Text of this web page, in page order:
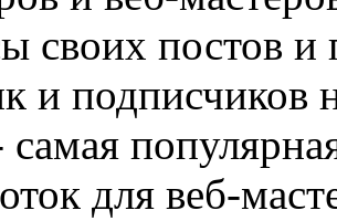
своих постов
и подписчиков
самая
для веб-